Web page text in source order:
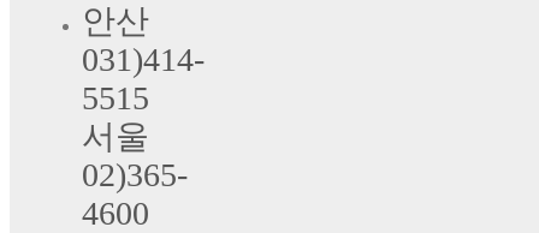
안산
031)414-
5515
서울
02)365-
4600